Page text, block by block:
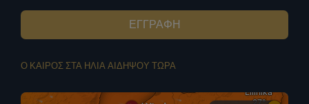
ΕΓΓΡΑΦΗ
Ο ΚΑΙΡΟΣ ΣΤΑ ΗΛΙΑ ΑΙΔΗΨΟΥ ΤΩΡΑ